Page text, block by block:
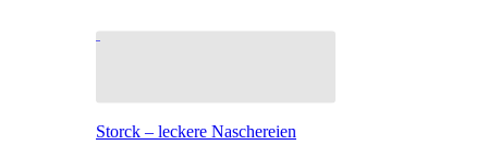
Storck – leckere Naschereien